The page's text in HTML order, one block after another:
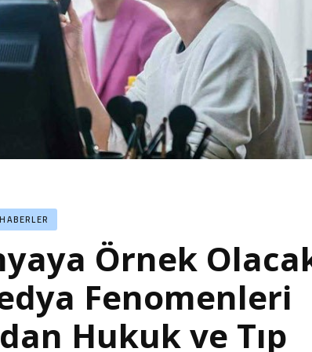
HABERLER
Örnek
Fenomenleri
Hukuk ve Tıp